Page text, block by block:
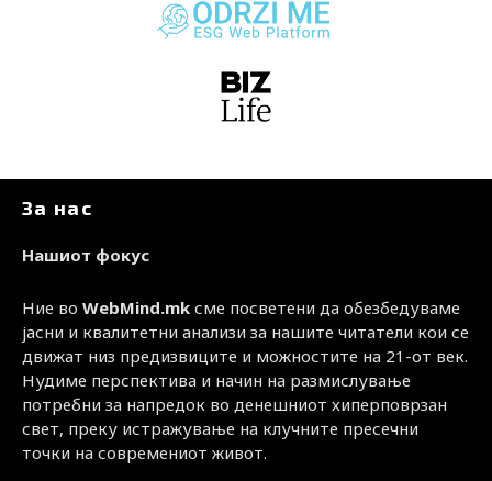
За нас
Нашиот фокус
Ние во WebMind.mk сме посветени да обезбедуваме
јасни и квалитетни анализи за нашите читатели кои се
движат низ предизвиците и можностите на 21-от век.
Нудиме перспектива и начин на размислување
потребни за напредок во денешниот хиперповрзан
свет, преку истражување на клучните пресечни
точки на современиот живот.